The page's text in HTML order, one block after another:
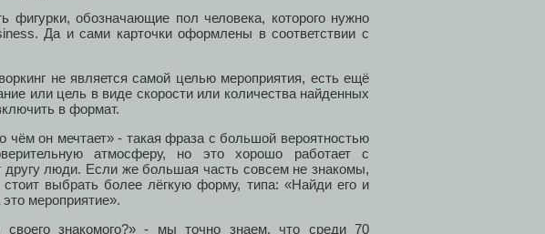
фигурки, обозначающие пол человека, которого нужно
Да и сами карточки оформлены в соответствии с
не является самой целью мероприятия, есть ещё
или цель в виде скорости или количества найденных
в формат.
чём он мечтает» - такая фраза с большой вероятностью
атмосферу, но это хорошо работает с
другу люди. Если же большая часть совсем не знакомы,
выбрать более лёгкую форму, типа: «Найди его и
мероприятие».
знакомого?» - мы точно знаем, что среди 70